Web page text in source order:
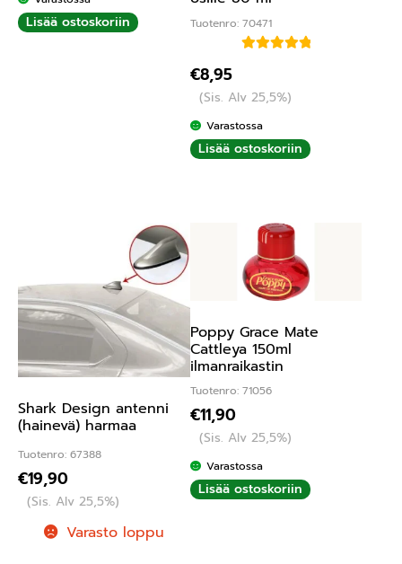
Lisää ostoskoriin Tuotenro: 70471
5.00/ 5
€8,95
(Sis. Alv 25,5%)
Varastossa
Lisää ostoskoriin
Shark Design antenni
(hainevä) harmaa
Tuotenro: 67388
€19,90
(Sis. Alv 25,5%)
Varasto loppu
Poppy Grace Mate
Cattleya 150ml
ilmanraikastin
Tuotenro: 71056
€11,90
(Sis. Alv 25,5%)
Varastossa
Lisää ostoskoriin